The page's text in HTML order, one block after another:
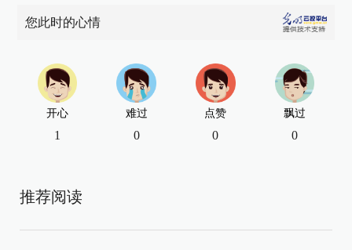
您此时的心情
开心
1
难过
0
点赞
0
飘过
0
推荐阅读